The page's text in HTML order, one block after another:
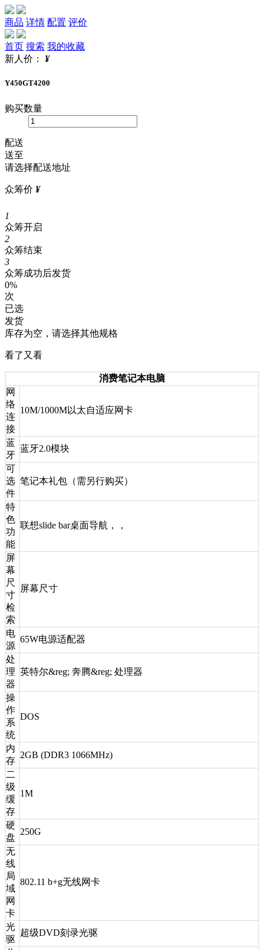
商品 详情 配置 评价
首页 搜索 我的收藏
新人价：
¥
Y450GT4200
购买数量
配送
送至
请选择配送地址
众筹价 ¥
1
众筹开启
2
众筹结束
3
众筹成功后发货
0%
次
已选
发货
库存为空，请选择其他规格
看了又看
消费笔记本电脑
网
络
连
接
10M/1000M以太自适应网卡
蓝
牙
蓝牙2.0模块
可
选
件
笔记本礼包（需另行购买）
特
色
功
能
联想slide bar桌面导航，，
屏
幕
尺
寸
检
索
屏幕尺寸
电
源
65W电源适配器
处
理
器
英特尔&reg; 奔腾&reg; 处理器
操
作
系
统
DOS
内
存
2GB (DDR3 1066MHz)
二
级
缓
存
1M
硬
盘
250G
无
线
局
域
网
卡
802.11 b+g无线网卡
光
驱
超级DVD刻录光驱